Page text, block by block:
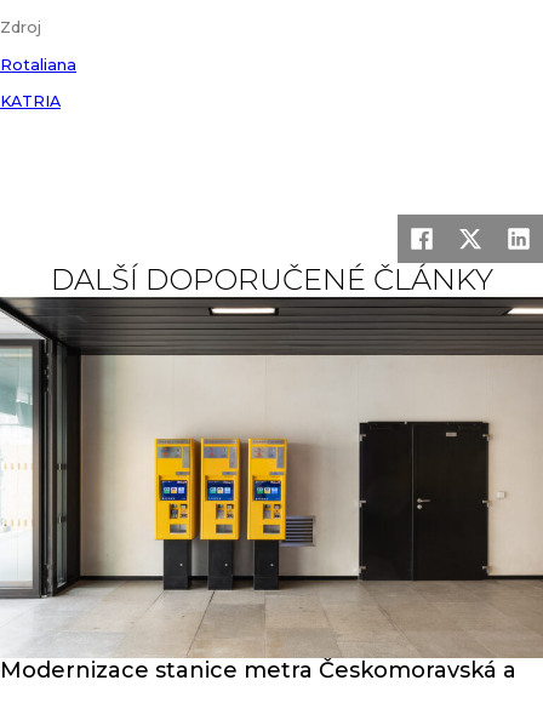
Zdroj
Rotaliana
KATRIA
DALŠÍ DOPORUČENÉ ČLÁNKY
Modernizace stanice metra Českomoravská a